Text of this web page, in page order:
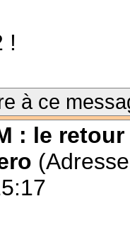
!
à ce
: le retour